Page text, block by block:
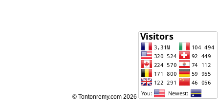
© Tontonremy.com 2026